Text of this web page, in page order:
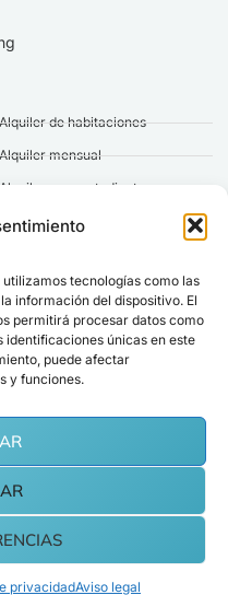
tecnologías como las
información del dispositivo. El
permitirá procesar datos como
únicas en este
puede afectar
y funciones.
privacidadAviso legal
Alquiler de habitaciones
Alquiler mensual
Alquiler para estudiantes
Alquiler a largo plazo
política de privacidad.
ESTAR AL DÍA
Gestión SL, Todos los
Cookies